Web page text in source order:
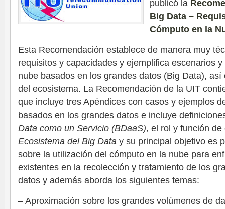
publicó la
Big Data –
Cómputo en la
Esta Recomendación establece de manera muy
requisitos y capacidades y ejemplifica escenarios
nube basados en los grandes datos (Big Data),
del ecosistema. La Recomendación de la UIT
que incluye tres Apéndices con casos y ejemplos
basados en los grandes datos e incluye
Data como un Servicio (BDaaS), el rol y función
Ecosistema del Big Data y su principal objetivo es
sobre la utilización del cómputo en la nube para
existentes en la recolección y tratamiento de los
datos y además aborda los siguientes temas:
– Aproximación sobre los grandes volúmenes de